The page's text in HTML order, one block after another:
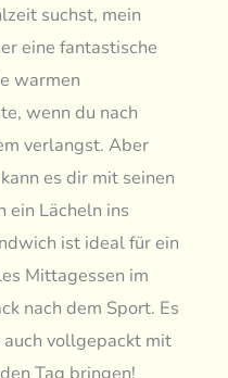
suchst, mein
eine fantastische
warmen
wenn du nach
verlangst. Aber
es dir mit seinen
ein Lächeln ins
ist ideal für ein
Mittagessen im
nach dem Sport. Es
vollgepackt mit
Tag bringen!